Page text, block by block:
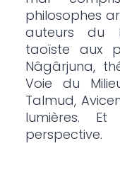
philosophes
auteurs du
taoïste aux
Nâgârjuna,
Voie du
Talmud,
lumières.
perspective.